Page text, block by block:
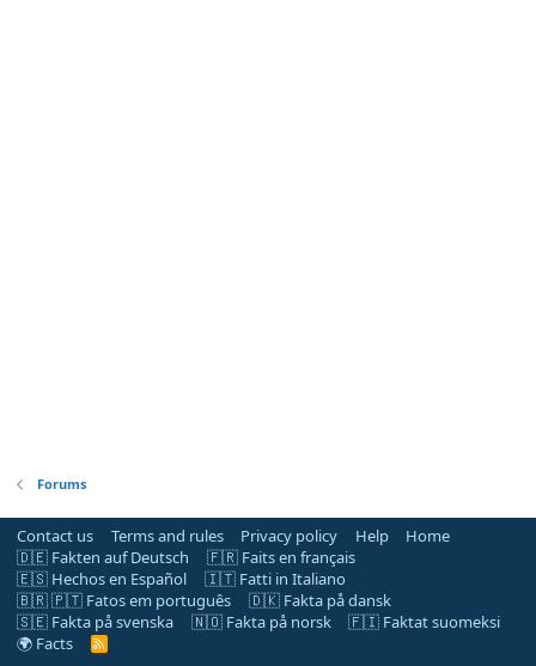
Forums
Contact us Terms and rules Privacy policy Help
Home
🇩🇪 Fakten auf Deutsch
🇫🇷 Faits en français
🇪🇸 Hechos en Español
🇮🇹 Fatti in Italiano
🇧🇷 🇵🇹 Fatos em português
🇩🇰 Fakta på dansk
🇸🇪 Fakta på svenska
🇳🇴 Fakta på norsk
🇫🇮 Faktat suomeksi
🌍 Facts
R